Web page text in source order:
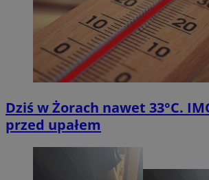
Dziś w Żorach nawet 33°C.
przed upałem